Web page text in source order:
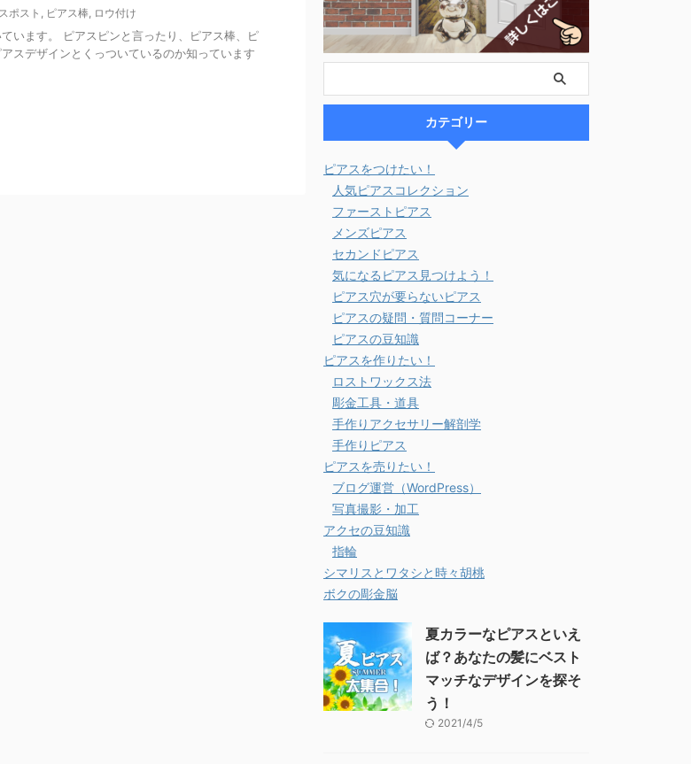
ポスト , ピアス棒, ロウ付け
います。 ピアスピンと言ったり、ピアス棒、ピ
スデザインとくっついているのか知っています
カテゴリー
ピアスをつけたい！
人気ピアスコレクション
ファーストピアス
メンズピアス
セカンドピアス
気になるピアス見つけよう！
ピアス穴が要らないピアス
ピアスの疑問・質問コーナー
ピアスの豆知識
ピアスを作りたい！
ロストワックス法
彫金工具・道具
手作りアクセサリー解剖学
手作りピアス
ピアスを売りたい！
ブログ運営（WordPress）
写真撮影・加工
アクセの豆知識
指輪
シマリスとワタシと時々胡桃
ボクの彫金脳
夏カラーなピアスといえ
ば？あなたの髪にベスト
マッチなデザインを探そ
う！
2021/4/5